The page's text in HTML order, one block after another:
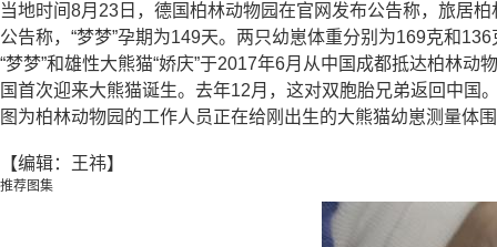
当地时间8月23日，德国柏林动物园在官网发布公告称，旅居
公告称，“梦梦”孕期为149天。两只幼崽体重分别为169克和
“梦梦”和雄性大熊猫“娇庆”于2017年6月从中国成都抵达柏林
国首次迎来大熊猫诞生。去年12月，这对双胞胎兄弟返回中国
图为柏林动物园的工作人员正在给刚出生的大熊猫幼崽测量体
【编辑：王祎】
推荐图集